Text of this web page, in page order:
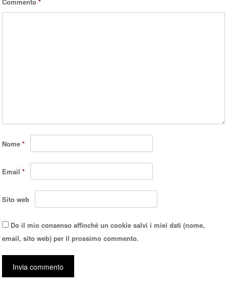
Nome*
Email*
Sito web
Do il mio consenso affinché un cookie salvi i miei dati (nome,
email, sito web) per il prossimo commento.